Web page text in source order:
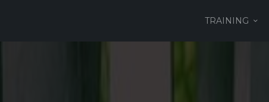
TRAINING